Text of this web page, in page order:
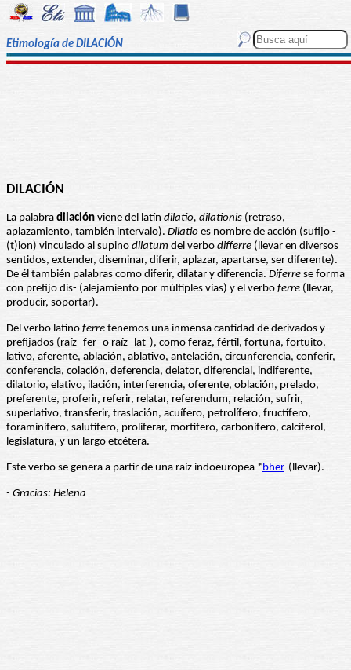
Etimología de DILACIÓN
DILACIÓN
La palabra dilación viene del latín dilatio, dilationis (retraso,
aplazamiento, también intervalo). Dilatio es nombre de acción (sufijo -
(t)ion) vinculado al supino dilatum del verbo differre (llevar en diversos
sentidos, extender, diseminar, diferir, aplazar, apartarse, ser diferente).
De él también palabras como diferir, dilatar y diferencia. Diferre se forma
con prefijo dis- (alejamiento por múltiples vías) y el verbo ferre (llevar,
producir, soportar).
Del verbo latino ferre tenemos una inmensa cantidad de derivados y
prefijados (raíz -fer- o raíz -lat-), como feraz, fértil, fortuna, fortuito,
lativo, aferente, ablación, ablativo, antelación, circunferencia, conferir,
conferencia, colación, deferencia, delator, diferencial, indiferente,
dilatorio, elativo, ilación, interferencia, oferente, oblación, prelado,
preferente, proferir, referir, relatar, referendum, relación, sufrir,
superlativo, transferir, traslación, acuífero, petrolífero, fructífero,
foraminífero, salutifero, proliferar, mortífero, carbonífero, calciferol,
legislatura, y un largo etcétera.
Este verbo se genera a partir de una raíz indoeuropea *bher-(llevar).
- Gracias: Helena